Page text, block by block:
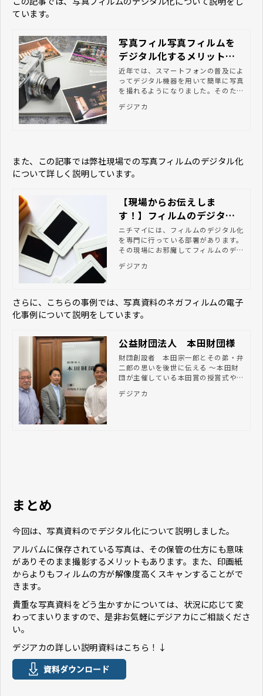
ています。
写真フィル写真フィルムを
デジタル化するメリットや
方法、注意点とはムをデジ
タル化するメリットや方
法、注意点とは
近年では、スマートフォンの普及によ
ってデジタル機器を用いて簡単に写真
を撮れるようになりました。そのた
テンツとして、デジタルアーカイブを
で撮影された写真が歴史的・文化的な
知的資産として保管されています。こ
のような歴史的・文化的な写真は国民
と継承していくことが重要な課題の一
つとされています。 企業・団体の担
当者のなかには、保有する歴史写真や
文化財写真などの公開と利活用の促進
に向けて、写真・写真フィルムのデジ
タル化を検討している方もいるのでは
真フィルムをデジタル化するメリット
デジアカ
また、この記事では弊社現場での写真フィルムのデジタル化
について詳しく説明しています。
【現場からお伝えしま
す！】フィルムのデジタル
化
ニチマイには、フィルムのデジタル化
を専門に行っている部署があります。
その現場にお邪魔してフィルムのデジ
にしました。 現場ではどんなフィル
らと思います。 現場の責任者にお話
を伺うことができました。
デジアカ
さらに、こちらの事例では、写真資料のネガフィルムの電子
化事例について説明をしています。
公益財団法人 本田財団様
財団創設者 本田宗一郎とその弟・弁
二郎の思いを後世に伝える ～本田財
団が主催している本田賞の授賞式や国
料などをデジタル化！～
デジアカ
まとめ
今回は、写真資料のでデジタル化について説明しました。
アルバムに保存されている写真は、その保管の仕方にも意味
がありそのまま撮影するメリットもあります。また、印画紙
からよりもフィルムの方が解像度高くスキャンすることがで
きます。
貴重な写真資料をどう生かすかについては、状況に応じて変
わってまいりますので、是非お気軽にデジアカにご相談くださ
い。
デジアカの詳しい説明資料はこちら！↓